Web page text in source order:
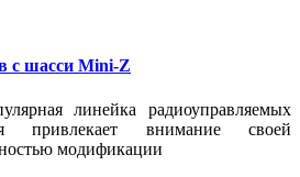
с шасси Mini-Z
линейка радиоуправляемых
привлекает внимание своей
модификации